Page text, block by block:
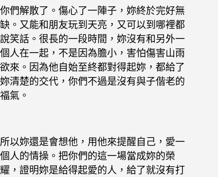
你們解散了。傷心了一陣子，妳終於完好無
缺。又能和朋友玩到天亮，又可以到哪裡都
說笑話。很長的一段時間，妳沒有和另外一
個人在一起，不是因為膽小，害怕傷害山雨
欲來。因為他自始至終都對得起妳，都給了
妳清楚的交代，你們不過是沒有與子偕老的
福氣。
所以妳還是會想他，用他來提醒自己，愛一
個人的情操。把你們的這一場當成妳的榮
耀，證明妳是給得起愛的人，給了就沒有打